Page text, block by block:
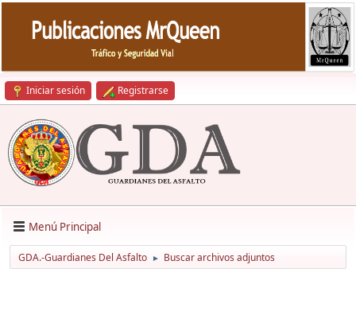
Iniciar sesión Registrarse
Menú Principal
GDA.-Guardianes Del Asfalto ► Buscar archivos adjuntos